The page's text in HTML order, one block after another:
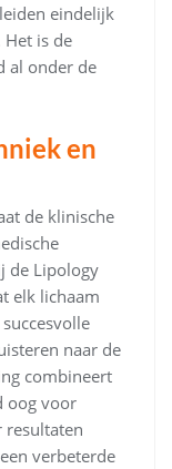
eindelijk
is de
al onder de
en
de klinische
de Lipology
elk lichaam
naar de
combineert
oog voor
resultaten
verbeterde